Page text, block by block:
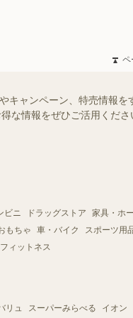
ペ
キャンペーン、特売情報を
な情報をぜひご活用くださ
ビニ ドラッグストア
家具・ホ
もちゃ
車・バイク
スポーツ用
ィットネス
リュ スーパーみらべる イオン